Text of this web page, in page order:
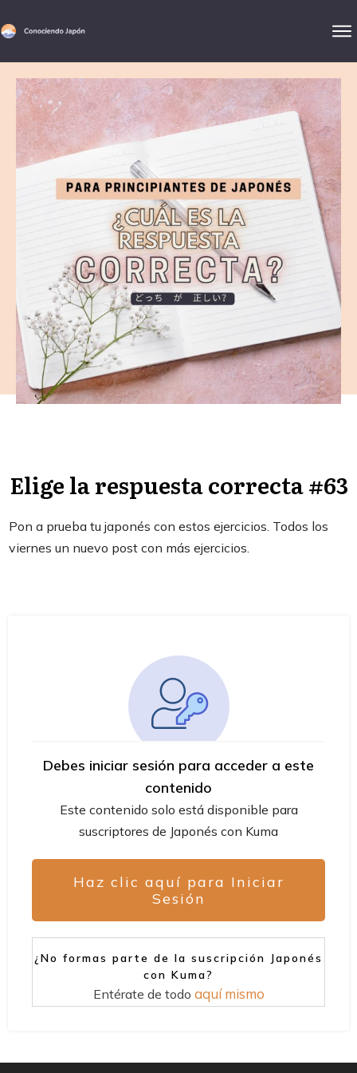
Elige la respuesta correcta #63
Pon a prueba tu japonés con estos ejercicios. Todos los
viernes un nuevo post con más ejercicios.
Debes iniciar sesión para acceder a este
contenido
Este contenido solo está disponible para
suscriptores de Japonés con Kuma
Haz clic aquí para Iniciar
Sesión
¿No formas parte de la suscripción Japonés
con Kuma?
Entérate de todo aquí mismo